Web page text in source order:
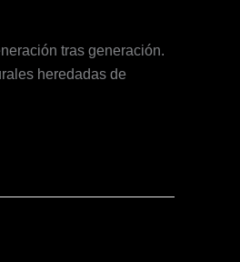
tras generación.
heredadas de